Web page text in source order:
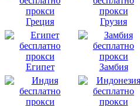
Греция Грузия
Египет Замбия